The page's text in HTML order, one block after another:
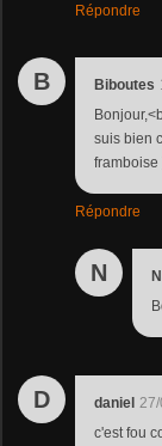
Répondre
B Biboutes
suis bien
framboise
Répondre
N
D daniel
c'est fou